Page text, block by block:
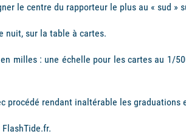
le centre du rapporteur le plus au « sud »
nuit, sur la table à cartes.
milles : une échelle pour les cartes au 1/
procédé rendant inaltérable les graduations